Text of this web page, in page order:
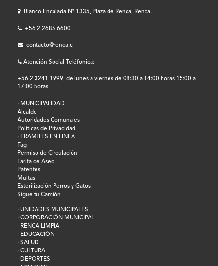
Blanco Encalada Nº 1335, Plaza de Renca, Renca.
+56 2 2685 6600
contacto@renca.cl
Atención Social Teléfonica:
+56 2 3241 1999, de lunes a viernes de 08:30 a 14:00 horas 15:00 a
17:00 horas.
· MUNICIPALIDAD
Alcalde
Autoridades Comunales
Políticas de Privacidad
· TRÁMITES EN LÍNEA
Tag
Permiso de Circulación
Tarifa de Aseo
Patentes
Multas
Esterilización Perros y Gatos
Sigue tu Camión
· UNIDADES MUNICIPALES
· CORPORACIÓN MUNICIPAL
· RENCA LIMPIA
· EDUCACIÓN
· SALUD
· CULTURA
· DEPORTES